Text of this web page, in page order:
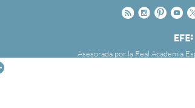
Instagram
Rss
Asesorada por la Real Academia